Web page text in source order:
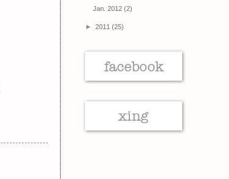
Jan. 2012(2)
► 2011 (25)